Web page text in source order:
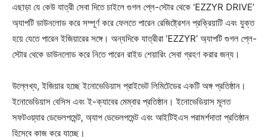
এছাড়া যে কেউ যাত্রী সেবা দিতে চাইলে গুগল প্লে-স্টোর থেকে ‘EZZYR DRIVE’
অ্যাপটি ডাউনলোড করে সম্পূর্ণ করে ফেলতে পারেন রেজিষ্ট্রেশন প্রক্রিয়াটি এবং যুক্ত
হয়ে যেতে পারেন ইজিয়ারের সঙ্গে। অন্যদিকে যাত্রীরা ‘EZZYR’ অ্যাপটি গুগল প্লে-
স্টোর থেকে ডাউনলোড করে নিতে পারেন রাইড শেয়ারিং সেবা গ্রহণ করার জন্য।
উল্লেখ্য, ইজিয়ার হচ্ছে ইনোভেডিয়াস প্রাইভেট লিমিটেডের একটি অঙ্গ প্রতিষ্ঠান।
ইনোভেডিয়াস বেসিস এবং ই-ক্যাবের মেম্বার প্রতিষ্ঠান। ইনোভেডিয়াস মূলত
সফটওয়্যার ডেভেলপমেন্ট, অ্যাপ ডেভেলপমেন্ট এবং আইটিইএস পরামর্শদাতা প্রতিষ্ঠান
হিসেবে কাজ করে যাচ্ছে।